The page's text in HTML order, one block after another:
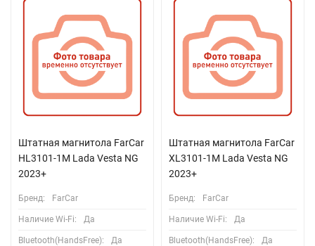
Штатная магнитола FarCar
HL3101-1M Lada Vesta NG
2023+
Бренд: FarCar
Наличие Wi-Fi: Да
Bluetooth(HandsFree): Да
Штатная магнитола FarCar
XL3101-1M Lada Vesta NG
2023+
Бренд: FarCar
Наличие Wi-Fi: Да
Bluetooth(HandsFree): Да